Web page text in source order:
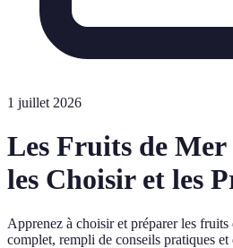
1 juillet 2026
Les Fruits de
les Choisir et les
Apprenez à choisir et préparer les fruits
complet, rempli de conseils pratiques et